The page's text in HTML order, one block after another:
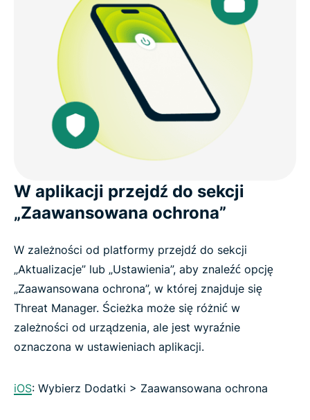
W aplikacji przejdź do sekcji
„Zaawansowana ochrona”
W zależności od platformy przejdź do sekcji
„Aktualizacje” lub „Ustawienia”, aby znaleźć opcję
„Zaawansowana ochrona”, w której znajduje się
Threat Manager. Ścieżka może się różnić w
zależności od urządzenia, ale jest wyraźnie
oznaczona w ustawieniach aplikacji.
iOS: Wybierz Dodatki > Zaawansowana ochrona